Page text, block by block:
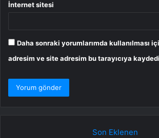
İnternet sitesi
Daha sonraki yorumlarımda kullanılması
adresim ve site adresim bu tarayıcıya
Son Eklenen